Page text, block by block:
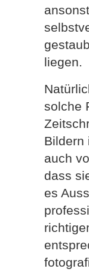
liegen.
solche
Bildern
auch
dass
es